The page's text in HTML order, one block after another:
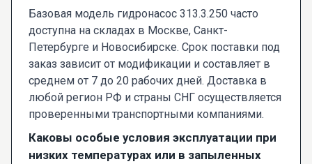
Базовая модель гидронасос 313.3.250 часто
доступна на складах в Москве, Санкт-
Петербурге и Новосибирске. Срок поставки под
заказ зависит от модификации и составляет в
среднем от 7 до 20 рабочих дней. Доставка в
любой регион РФ и страны СНГ осуществляется
проверенными транспортными компаниями.
Каковы особые условия эксплуатации при
низких температурах или в запыленных